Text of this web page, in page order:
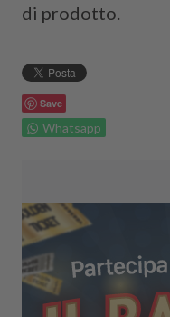
di prodotto.
Save
Whatsapp